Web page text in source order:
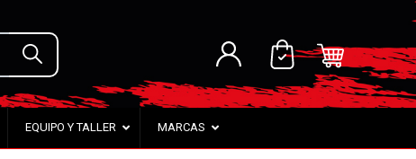
EQUIPO Y TALLER MARCAS